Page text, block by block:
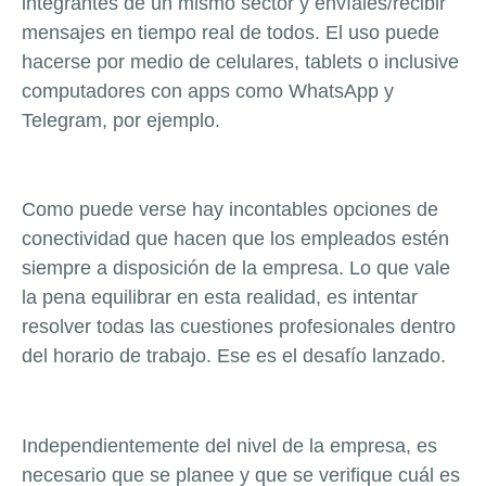
mensajes en tiempo real de todos. El uso puede
hacerse por medio de celulares, tablets o inclusive
computadores con apps como WhatsApp y
Telegram, por ejemplo.
Como puede verse hay incontables opciones de
conectividad que hacen que los empleados estén
siempre a disposición de la empresa. Lo que vale
la pena equilibrar en esta realidad, es intentar
resolver todas las cuestiones profesionales dentro
del horario de trabajo. Ese es el desafío lanzado.
Independientemente del nivel de la empresa, es
necesario que se planee y que se verifique cuál es